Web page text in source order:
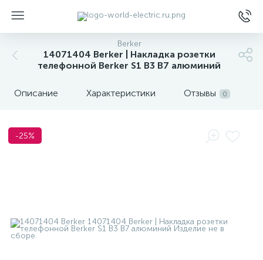
Berker
14071404 Berker | Накладка розетки
телефонной Berker S1 B3 B7 алюминий
Описание Характеристики Отзывы 0
-25%